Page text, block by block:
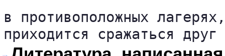
в противоположных
приходится сражаться